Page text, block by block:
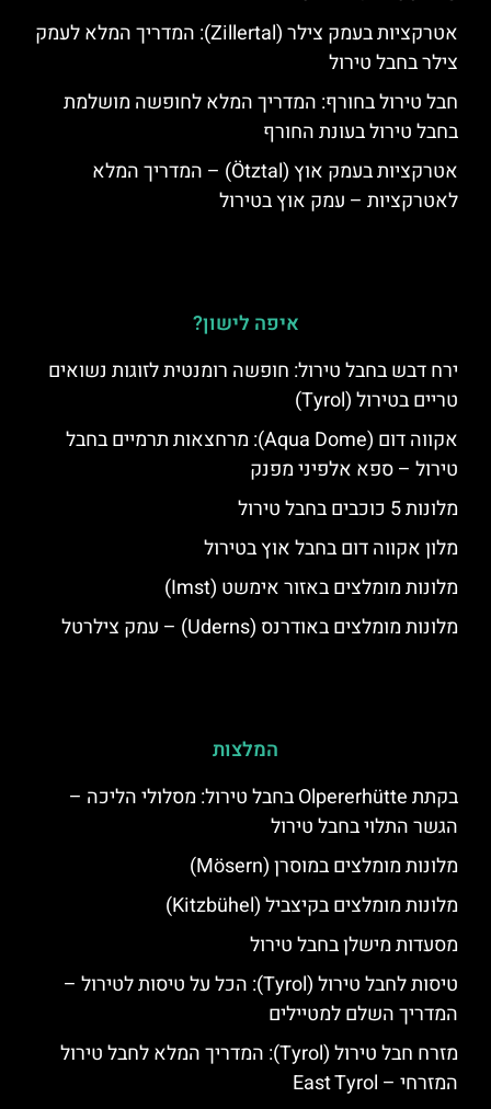
אטרקציות בעמק צילר (Zillertal): המדריך המלא לעמק
צילר בחבל טירול
חבל טירול בחורף: המדריך המלא לחופשה מושלמת
בחבל טירול בעונת החורף
אטרקציות בעמק אוץ (Ötztal) – המדריך המלא
לאטרקציות – עמק אוץ בטירול
איפה לישון?
ירח דבש בחבל טירול: חופשה רומנטית לזוגות נשואים
טריים בטירול (Tyrol)
אקווה דום (Aqua Dome): מרחצאות תרמיים בחבל
טירול – ספא אלפיני מפנק
מלונות 5 כוכבים בחבל טירול
מלון אקווה דום בחבל אוץ בטירול
מלונות מומלצים באזור אימשט (Imst)
מלונות מומלצים באודרנס (Uderns) – עמק צילרטל
המלצות
בקתת Olpererhütte בחבל טירול: מסלולי הליכה –
הגשר התלוי בחבל טירול
מלונות מומלצים במוסרן (Mösern)
מלונות מומלצים בקיצביל (Kitzbühel)
מסעדות מישלן בחבל טירול
טיסות לחבל טירול (Tyrol): הכל על טיסות לטירול –
המדריך השלם למטיילים
מזרח חבל טירול (Tyrol): המדריך המלא לחבל טירול
המזרחי – East Tyrol